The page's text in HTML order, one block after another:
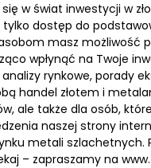
w świat inwestycji w
dostęp do
masz możliwość
wpłynąć na Twoje
rynkowe, porady
handel złotem i
ale także dla osób,
naszej strony
metali szlachetnych.
– zapraszamy na